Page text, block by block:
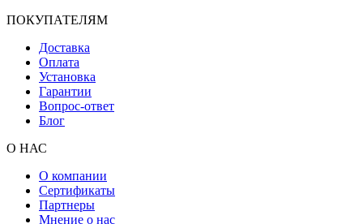
ПОКУПАТЕЛЯМ
Доставка
Оплата
Установка
Гарантии
Вопрос-ответ
Блог
О НАС
О компании
Сертификаты
Партнеры
Мнение о нас